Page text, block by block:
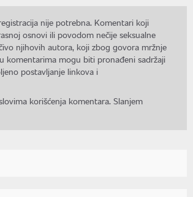
nije potrebna. Komentari koji
osnovi ili povodom nečije seksualne
njihovih autora, koji zbog govora mržnje
komentarima mogu biti pronađeni sadržaji
postavljanje linkova i
korišćenja komentara. Slanjem